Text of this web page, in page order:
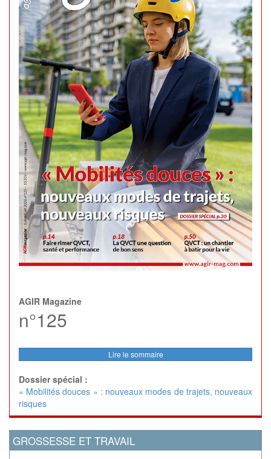
AGIR Magazine
n°125
Lire le sommaire
Dossier spécial :
« Mobilités douces » : nouveaux modes de trajets, nouveaux
risques
GROSSESSE ET TRAVAIL